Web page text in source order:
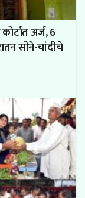
अर्ज, 6
सोने-चांदीचे